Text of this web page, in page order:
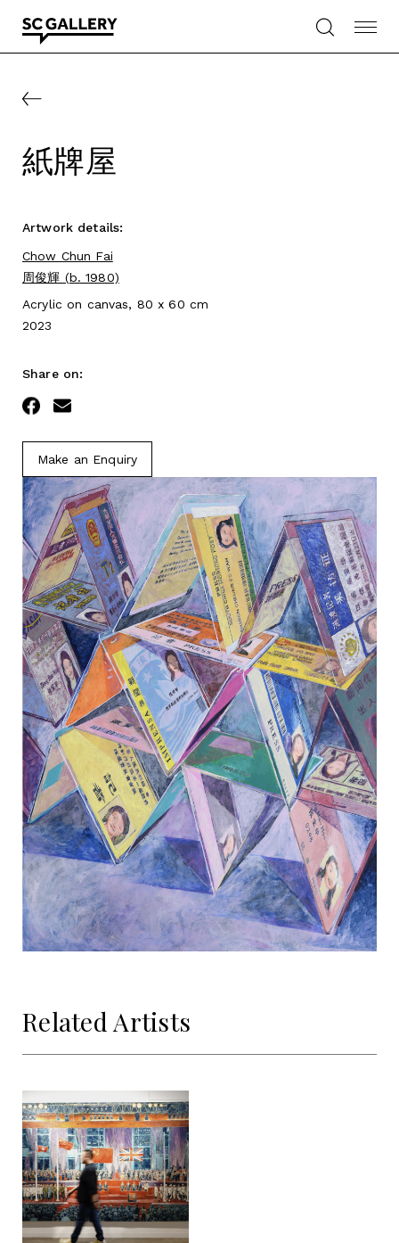
content
紙牌屋
Artwork details:
Chow Chun Fai
周俊輝 (b. 1980)
Acrylic on canvas, 80 x 60 cm
2023
Share on:
Facebook
Make an Enquiry
Related Artists